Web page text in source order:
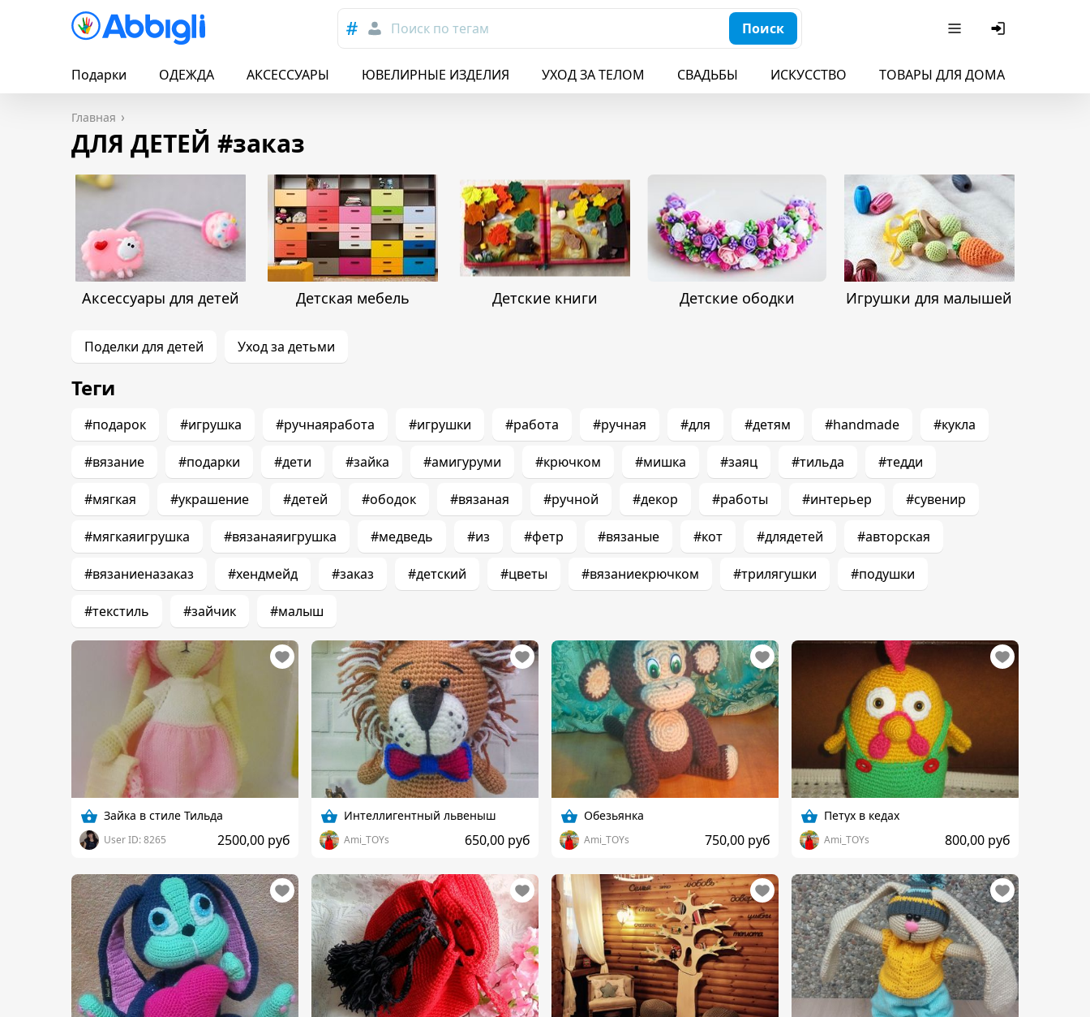
Поиск по тегам Поиск
Подарки ОДЕЖДА АКСЕССУАРЫ ЮВЕЛИРНЫЕ ИЗДЕЛИЯ УХОД ЗА ТЕЛОМ СВАДЬБЫ ИСКУССТВО ТОВАРЫ ДЛЯ ДОМА
Главная
ДЛЯ ДЕТЕЙ #заказ
Аксессуары для детей Детская мебель Детские книги Детские ободки Игрушки для малышей
Поделки для детей Уход за детьми
Теги
#подарок #игрушка #ручнаяработа #игрушки #работа #ручная #для #детям #handmade #кукла
#вязание #подарки #дети #зайка #амигуруми #крючком #мишка #заяц #тильда #тедди
#мягкая #украшение #детей #ободок #вязаная #ручной #декор #работы #интерьер #сувенир
#мягкаяигрушка #вязанаяигрушка #медведь #из #фетр #вязаные #кот #длядетей #авторская
#вязаниеназаказ #хендмейд #заказ #детский #цветы #вязаниекрючком #трилягушки #подушки
#текстиль #зайчик #малыш
Зайка в стиле Тильда
User ID: 8265 2500,00 руб
Интеллигентный львеныш
Ami_TOYs 650,00 руб
Обезьянка
Ami_TOYs 750,00 руб
Петух в кедах
Ami_TOYs 800,00 руб